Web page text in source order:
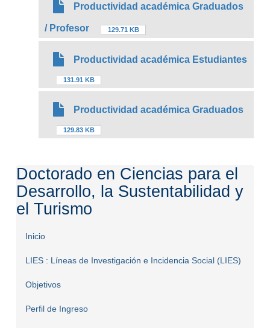
Productividad académica Graduados
/ Profesor 129.71 KB
Productividad académica Estudiantes
131.91 KB
Productividad académica Graduados
129.83 KB
Doctorado en Ciencias para el
Desarrollo, la Sustentabilidad y
el Turismo
Inicio
LIES : Líneas de Investigación e Incidencia Social (LIES)
Objetivos
Perfil de Ingreso